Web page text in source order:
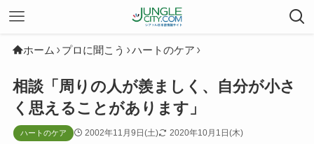
ホーム プロに聞こう ハートのケア
相談「周りの人が羨ましく、自分が小さ
く思えることがあります」
ハートのケア 2002年11月9日(土) 2020年10月1日(木)